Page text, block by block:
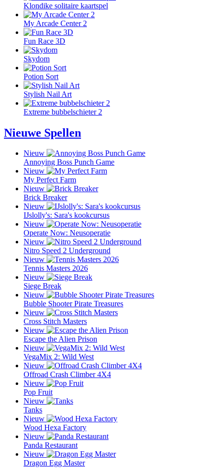
Klondike solitaire kaartspel
My Arcade Center 2
Fun Race 3D
Skydom
Potion Sort
Stylish Nail Art
Extreme bubbelschieter 2
Nieuwe Spellen
Nieuw
Annoying Boss Punch Game
Nieuw
My Perfect Farm
Nieuw
Brick Breaker
Nieuw
IJslolly's: Sara's kookcursus
Nieuw
Operate Now: Neusoperatie
Nieuw
Nitro Speed 2 Underground
Nieuw
Tennis Masters 2026
Nieuw
Siege Break
Nieuw
Bubble Shooter Pirate Treasures
Nieuw
Cross Stitch Masters
Nieuw
Escape the Alien Prison
Nieuw
VegaMix 2: Wild West
Nieuw
Offroad Crash Climber 4X4
Nieuw
Pop Fruit
Nieuw
Tanks
Nieuw
Wood Hexa Factory
Nieuw
Panda Restaurant
Nieuw
Dragon Egg Master